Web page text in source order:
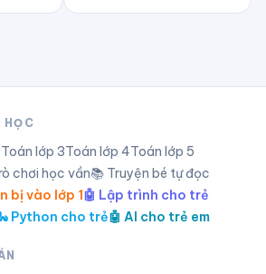
HỌC
Toán lớp 3Toán lớp 4Toán lớp 5
chơi học vần📚 Truyện bé tự đọc
bị vào lớp 1🤖 Lập trình cho trẻ
Python cho trẻ🤖 AI cho trẻ em